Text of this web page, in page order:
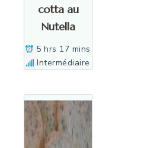
cotta au
Nutella
5 hrs 17 mins
Intermédiaire